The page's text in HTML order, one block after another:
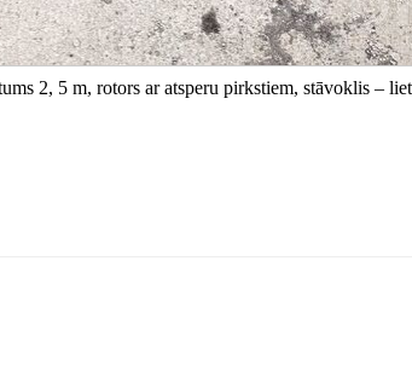
2, 5 m, rotors ar atsperu pirkstiem, stāvoklis –